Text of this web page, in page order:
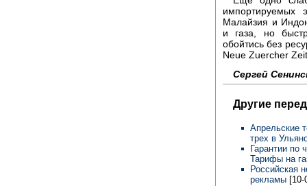
импортируемых
Малайзия и
и газа, но
обойтись без
Neue Zuercher
Сергей
Другие
Апрельские
трех в
Гарантии по
Тарифы на
Российская
рекламы [10-